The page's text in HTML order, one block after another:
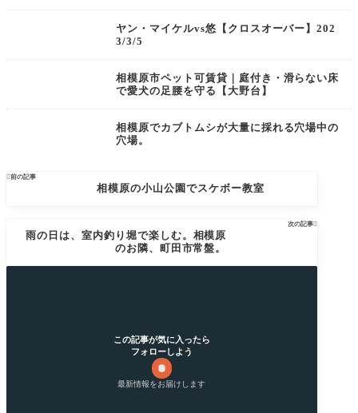
ヤン・マイケルvs悠【クロスオーバー】202
3/3/5
相模原市ペット可賃貸｜庭付き・滑らない床
で愛犬の足腰を守る【大野台】
相模原でカブトムシが大量に採れる穴場中の
穴場。
前の記事
相模原の小山公園でスケボー教室
次の記事
雨の日は、室内釣り堀で楽しむ。相模原
のお隣、町田市常盤。
この記事が気に入ったら
フォローしよう
最新情報をお届けします